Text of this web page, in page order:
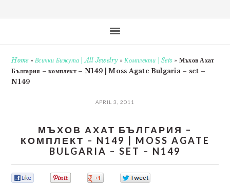
Home»Всички Бижута | All Jewelry »Комплекти | Sets » Мъхов Ахат
България – комплект – N149 | Moss Agate Bulgaria – set –
N149
APRIL 3, 2011
МЪХОВ АХАТ БЪЛГАРИЯ –
КОМПЛЕКТ – N149 | MOSS AGATE
BULGARIA – SET – N149